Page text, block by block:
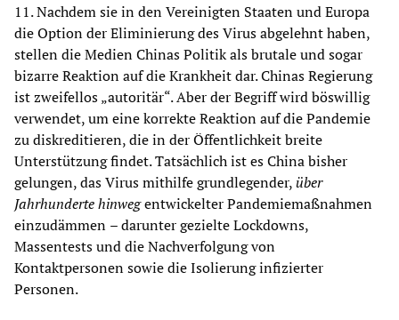
11. Nachdem sie in den Vereinigten Staaten und Europa
die Option der Eliminierung des Virus abgelehnt haben,
stellen die Medien Chinas Politik als brutale und sogar
bizarre Reaktion auf die Krankheit dar. Chinas Regierung
ist zweifellos „autoritär“. Aber der Begriff wird böswillig
verwendet, um eine korrekte Reaktion auf die Pandemie
zu diskreditieren, die in der Öffentlichkeit breite
Unterstützung findet. Tatsächlich ist es China bisher
gelungen, das Virus mithilfe grundlegender,über
Jahrhunderte hinwegentwickelter Pandemiemaßnahmen
einzudämmen –darunter gezielte Lockdowns,
Massentests und die Nachverfolgung von
Kontaktpersonen sowie die Isolierung infizierter
Personen.